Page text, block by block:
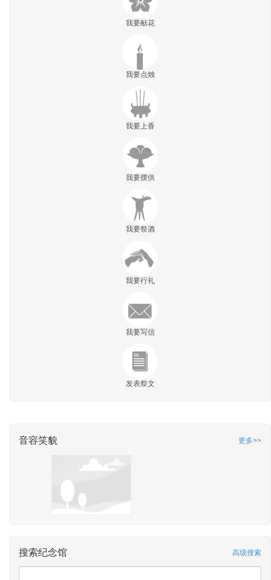
我要献花
我要点烛
我要上香
我要摆供
我要祭酒
我要行礼
我要写信
发表祭文
音容笑貌 更多>>
搜索纪念馆 高级搜索